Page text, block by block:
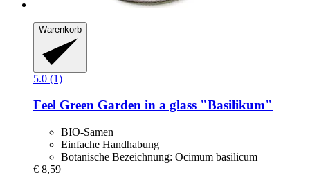
Warenkorb
5.0 (1)
Feel Green Garden in a glass "Basilikum"
BIO-Samen
Einfache Handhabung
Botanische Bezeichnung: Ocimum basilicum
€ 8,59